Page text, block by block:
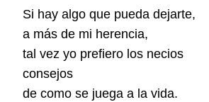
Si hay algo que pueda dejarte,
a más de mi herencia,
tal vez yo prefiero los necios
consejos
de como se juega a la vida.